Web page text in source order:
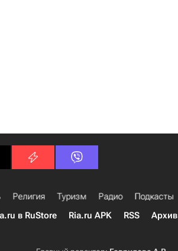
Религия Туризм Радио Подкасты
в RuStore Ria.ru APK RSS Архив